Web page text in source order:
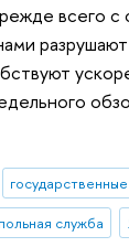
всего
государственные
служба